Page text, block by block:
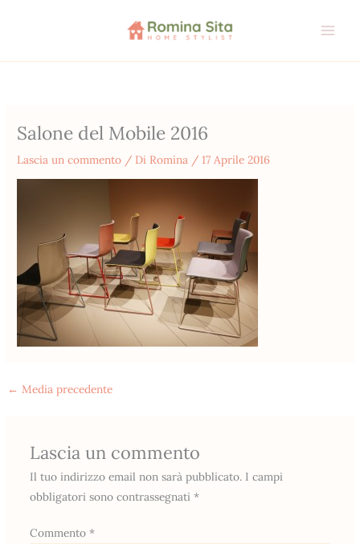
Salone del Mobile 2016
Lascia un commento / Di Romina /17 Aprile 2016
← Media precedente
Lascia un commento
Il tuo indirizzo email non sarà pubblicato. I campi
obbligatori sono contrassegnati *
Commento *